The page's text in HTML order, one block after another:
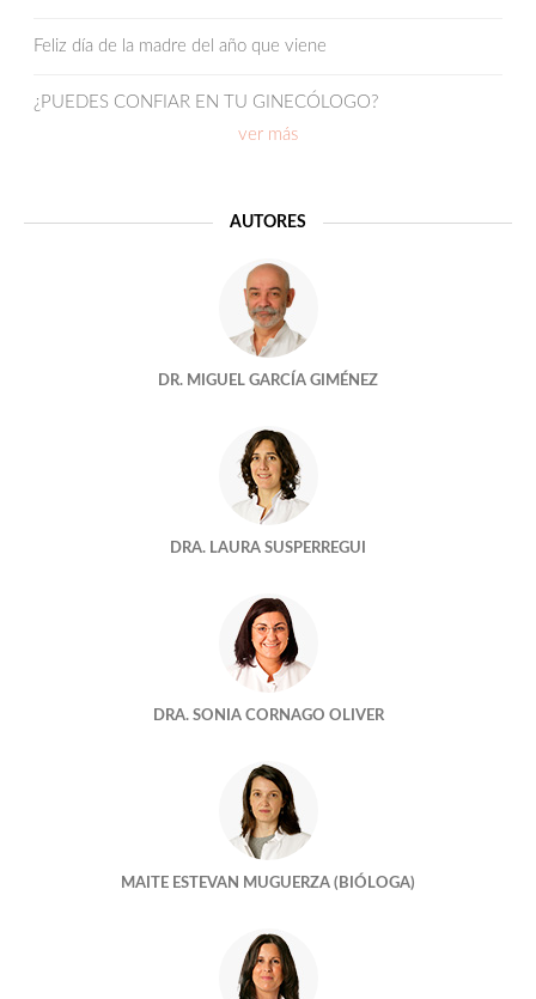
Feliz día de la madre del año que viene
¿PUEDES CONFIAR EN TU GINECÓLOGO?
La seguridad en los laboratorios de reproducción asistida
Y A ELLOS, ¿TAMBIÉN “SE LES PASA EL ARROZ”?
Cuando Juno conoció a Izumo
Demasiado tarde para ser madre
Una bloguera en reproducción
ADOPTAR UN EMBRION
ESTABA TODO AHÍ Y NO NOS HABÍAMOS ENTERADO
¿No nos embarazamos porque estamos estresados?
LLÉNEME EL BOTE, POR FAVOR
¿Quien cuida mejor de mis embriones?
HAY DÍAS QUE MERECEN LA PENA
Un mundo feliz?
Tengo una foto de cuando tenia cuatro celulas
ver más
AUTORES
DR. MIGUEL GARCÍA GIMÉNEZ
DRA. LAURA SUSPERREGUI
DRA. SONIA CORNAGO OLIVER
MAITE ESTEVAN MUGUERZA (BIÓLOGA)